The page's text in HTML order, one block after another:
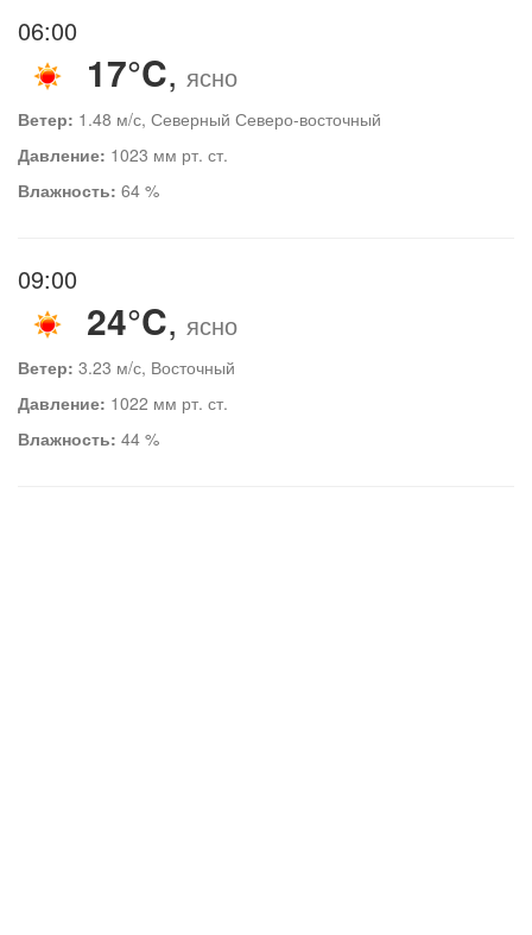
06:00
17°C, ясно
Ветер: 1.48 м/с, Северный Северо-восточный
Давление: 1023 мм рт. ст.
Влажность: 64 %
09:00
24°C, ясно
Ветер: 3.23 м/с, Восточный
Давление: 1022 мм рт. ст.
Влажность: 44 %